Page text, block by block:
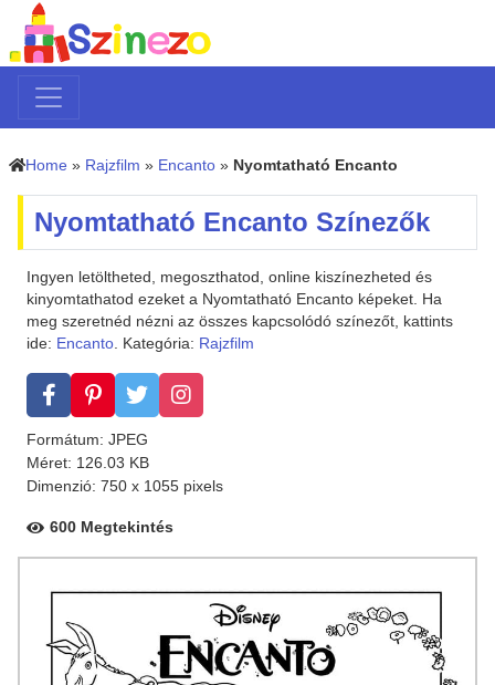
Home » Rajzfilm » Encanto » Nyomtatható Encanto
Nyomtatható Encanto Színezők
Ingyen letöltheted, megoszthatod, online kiszínezheted és
kinyomtathatod ezeket a Nyomtatható Encanto képeket. Ha
meg szeretnéd nézni az összes kapcsolódó színezőt, kattints
ide: Encanto. Kategória: Rajzfilm
Formátum: JPEG
Méret: 126.03 KB
Dimenzió: 750 x 1055 pixels
600 Megtekintés